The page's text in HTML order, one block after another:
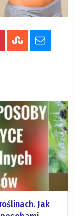
roślinach. Jak